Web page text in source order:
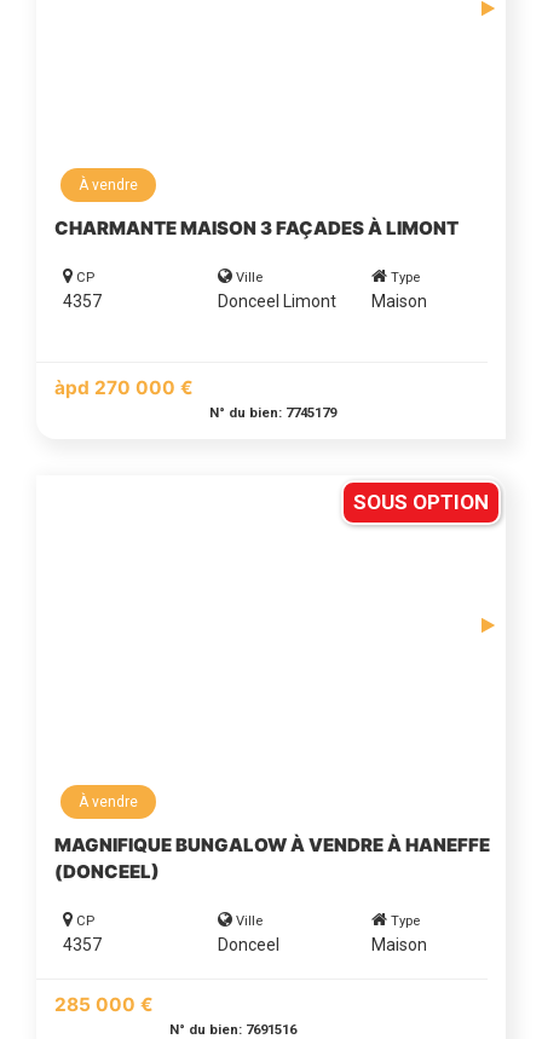
À vendre
CHARMANTE MAISON 3 FAÇADES À LIMONT
CP
4357
Ville
Donceel Limont
Type
Maison
àpd 270 000 €
N° du bien: 7745179
SOUS OPTION
À vendre
MAGNIFIQUE BUNGALOW À VENDRE À HANEFFE
(DONCEEL)
CP
4357
Ville
Donceel
Type
Maison
285 000 €
N° du bien: 7691516